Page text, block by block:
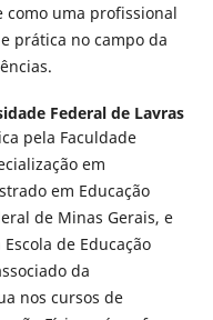
como uma profissional
prática no campo da
Federal de Lavras
pela Faculdade
em
em Educação
de Minas Gerais, e
de Educação
da
nos cursos de